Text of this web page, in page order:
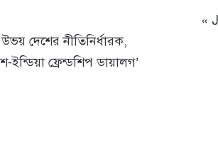
দেশের নীতিনির্ধারক,
ফ্রেন্ডশিপ ডায়ালগ’
«